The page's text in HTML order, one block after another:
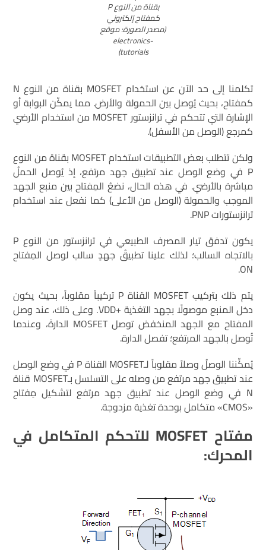
بقناة من النوع P
كمفتاح إلكتروني
(مصدر الصورة: موقع
electronics-
tutorials)
تكلمنا إلى حد الآن عن استخدام MOSFET بقناة من النوع N
كمفتاح، بحيث يُوصل بين الحمولة والأرض. مما يمكّن البوابة أو
الإشارة التي تتحكم في ترانزستور MOSFET من استخدام الأرضي
كمرجع (الوصل من الأسفل).
ولكن تتطلب بعض التطبيقات استخدام MOSFET بقناة من النوع
P في وضع الوصل عند تطبيق جهد مرتفع، إذ يُوصل الحملُ
مباشرة بالأرضي. في هذه الحال، نضعُ المِفتاح بين منبع الجهد
الموجب والحمولة (الوصل من الأعلى) كما نفعل عند استخدام
ترانزستورات PNP.
يكون تدفق تيار المصرف الطبيعي في ترانزستور من النوع P
بالاتجاه السالب؛ لذلك علينا تطبيقُ جهدٍ سالب لوصل المِفتاح
ON.
يتم ذلك بتركيب MOSFET القناة P تركيباً مقلوباً، بحيث يكون
دخل المنبع موصولًا بجهد التغذية +VDD. وعلى ذلك، عند وصل
المفتاح مع الجهد المنخفض توصل MOSFET الدارةَ، وعندما
تُوصل بالجهد المرتفع؛ تفصل الدارة.
يُمكِّننا الوصلُ وصلاً مقلوباً لـMOSFET القناة P في وضع الوصل
عند تطبيق جهد مرتفع من وصله على التسلسل بـMOSFET قناة
N في وضع الوصل عند تطبيق جهد مرتفع لتشكيل مِفتاح
«CMOS» متكامل بوحدة تغذية مزدوجة.
مفتاح MOSFET للتحكم المتكامل في
المحرك: